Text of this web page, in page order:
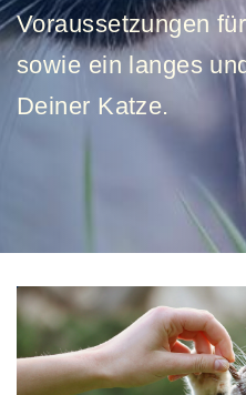
Voraussetzungen
sowie ein langes
Deiner Katze.